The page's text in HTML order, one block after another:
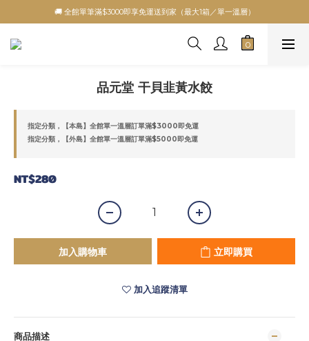
🚚 全館單筆滿$3000即享免運送到家（最大1箱／單一溫層）
品元堂 干貝韭黃水餃
指定分類，【本島】全館單一溫層訂單滿$3000即免運
指定分類，【外島】全館單一溫層訂單滿$5000即免運
NT$280
加入購物車 立即購買
加入追蹤清單
商品描述